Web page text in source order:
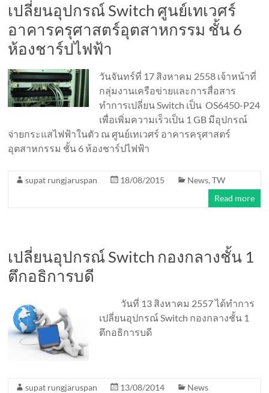
เปลี่ยนอุปกรณ์ Switch ศูนย์เทเวศร์
อาคารครุศาสตร์อุตสาหกรรม ชั้น 6
ห้องชาร์ปไฟฟ้า
วันจันทร์ที่ 17 สิงหาคม 2558 เจ้าหน้าที่
กลุ่มงานเครือข่ายและการสื่อสาร
ทำการเปลี่ยน Switch เป็น OS6450-P24
เพื่อเพิ่มความเร็วเป็น 1 GB มีอุปกรณ์
จ่ายกระแสไฟฟ้าในตัว ณ ศูนย์เทเวศร์ อาคารครุศาสตร์
อุตสาหกรรม ชั้น 6 ห้องชาร์ปไฟฟ้า
supat rungjaruspan 18/08/2015 News,TW
Read more
เปลี่ยนอุปกรณ์ Switch กองกลางชั้น 1
ตึกอธิการบดี
วันที่ 13 สิงหาคม 2557 ได้ทำการ
เปลี่ยนอุปกรณ์ Switch กองกลางชั้น 1
ตึกอธิการบดี
supat rungjaruspan 13/08/2014
News